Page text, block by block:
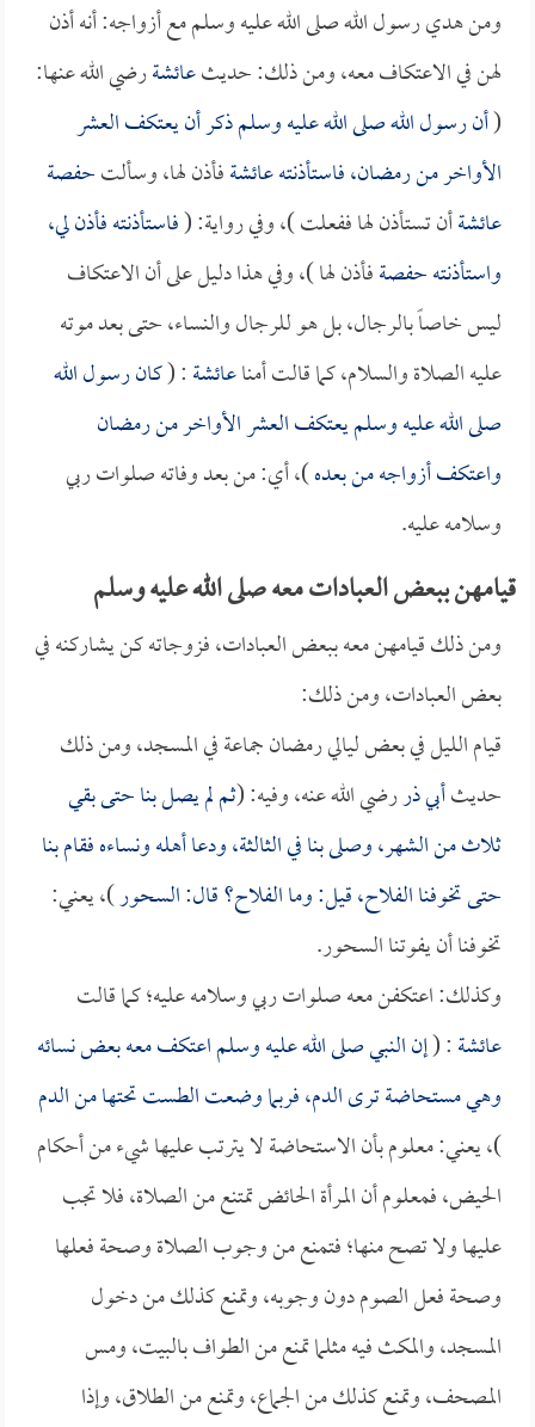
ومن هدي رسول الله صلى الله عليه وسلم مع أزواجه: أنه أذن
لهن في الاعتكاف معه، ومن ذلك: حديثعائشةرضي الله عنها:
(أن رسول الله صلى الله عليه وسلم ذكر أن يعتكف العشر
الأواخر من رمضان، فاستأذنتهعائشةفأذن لها، وسألتحفصة
عائشةأن تستأذن لها ففعلت )، وفي رواية: (فاستأذنته فأذن لي،
واستأذنتهحفصةفأذن لها )، وفي هذا دليل على أن الاعتكاف
ليس خاصاً بالرجال، بل هو للرجال والنساء، حتى بعد موته
عليه الصلاة والسلام، كما قالت أمناعائشة: (كان رسول الله
صلى الله عليه وسلم يعتكف العشر الأواخر من رمضان
واعتكف أزواجه من بعده)، أي: من بعد وفاته صلوات ربي
وسلامه عليه.
قيامهن ببعض العبادات معه صلى الله عليه وسلم
ومن ذلك قيامهن معه ببعض العبادات، فزوجاته كن يشاركنه في
بعض العبادات، ومن ذلك:
قيام الليل في بعض ليالي رمضان جماعة في المسجد، ومن ذلك
حديثأبي ذررضي الله عنه، وفيه: (ثم لم يصل بنا حتى بقي
ثلاث من الشهر، وصلى بنا في الثالثة، ودعا أهله ونساءه فقام بنا
حتى تخوفنا الفلاح، قيل: وما الفلاح؟ قال: السحور)، يعني:
تخوفنا أن يفوتنا السحور.
وكذلك: اعتكفن معه صلوات ربي وسلامه عليه؛ كما قالت
عائشة: (إن النبي صلى الله عليه وسلم اعتكف معه بعض نسائه
وهي مستحاضة ترى الدم، فربما وضعت الطست تحتها من الدم
)، يعني: معلوم بأن الاستحاضة لا يترتب عليها شيء من أحكام
الحيض، فمعلوم أن المرأة الحائض تمتنع من الصلاة، فلا تجب
عليها ولا تصح منها؛ فتمنع من وجوب الصلاة وصحة فعلها
وصحة فعل الصوم دون وجوبه، وتمنع كذلك من دخول
المسجد، والمكث فيه مثلما تمنع من الطواف بالبيت، ومس
المصحف، وتمنع كذلك من الجماع، وتمنع من الطلاق، وإذا